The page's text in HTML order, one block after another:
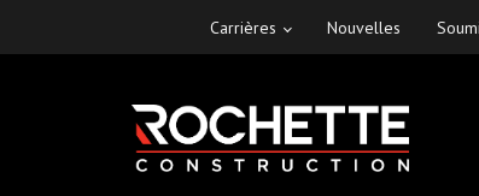
Carrières Nouvelles